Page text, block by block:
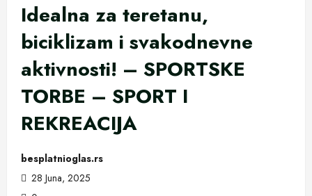
Idealna za teretanu,
biciklizam i svakodnevne
aktivnosti! – SPORTSKE
TORBE – SPORT I
REKREACIJA
besplatnioglas.rs
28 Juna, 2025